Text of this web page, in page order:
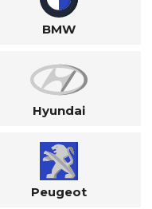
BMW
Hyundai
Peugeot